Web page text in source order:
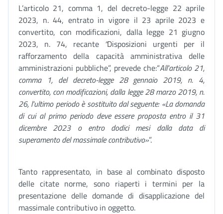
L’articolo 21, comma 1, del decreto-legge 22 aprile
2023, n. 44, entrato in vigore il 23 aprile 2023 e
convertito, con modificazioni, dalla legge 21 giugno
2023, n. 74, recante “Disposizioni urgenti per il
rafforzamento della capacità amministrativa delle
amministrazioni pubbliche”, prevede che:“All'articolo 21,
comma 1, del decreto-legge 28 gennaio 2019, n. 4,
convertito, con modificazioni, dalla legge 28 marzo 2019, n.
26, l'ultimo periodo è sostituito dal seguente: «La domanda
di cui al primo periodo deve essere proposta entro il 31
dicembre 2023 o entro dodici mesi dalla data di
superamento del massimale contributivo»”.
Tanto rappresentato, in base al combinato disposto
delle citate norme, sono riaperti i termini per la
presentazione delle domande di disapplicazione del
massimale contributivo in oggetto.